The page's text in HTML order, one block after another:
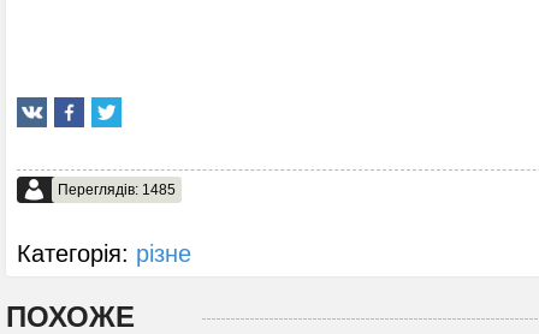
Переглядів: 1485
Категорія: різне
ПОХОЖЕ